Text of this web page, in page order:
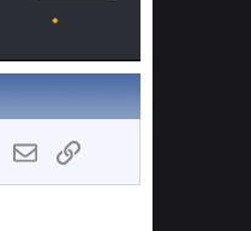
TumblrEmailLink